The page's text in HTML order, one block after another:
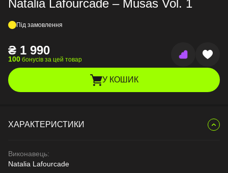
Natalia Lafourcade – Musas Vol. 1
Під замовлення
₴ 1 990
100 бонусів за цей товар
У КОШИК
ХАРАКТЕРИСТИКИ
Виконавець:
Natalia Lafourcade